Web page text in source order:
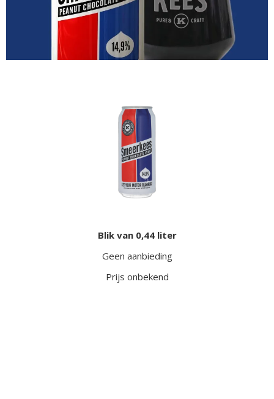
Blik van 0,44 liter
Geen aanbieding
Prijs onbekend